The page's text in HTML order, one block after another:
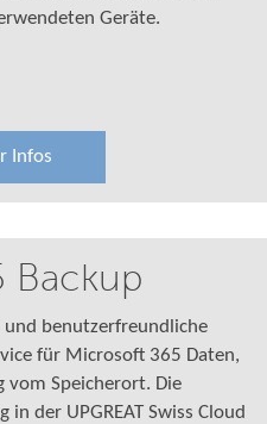
Geräte.
Infos
Backup
und benutzerfreundliche
für Microsoft 365 Daten,
vom Speicherort. Die
in der UPGREAT Swiss Cloud